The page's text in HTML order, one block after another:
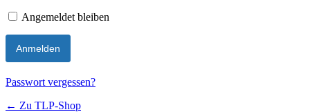
Angemeldet bleiben
Passwort vergessen?
← Zu TLP-Shop